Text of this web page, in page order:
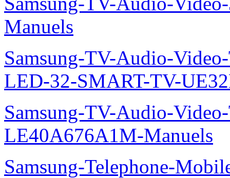
Manuels
Samsung-TV-Audio-
LED-32-SMART-TV-
Samsung-TV-Audio-
LE40A676A1M-Manuels
Samsung-Telephone-